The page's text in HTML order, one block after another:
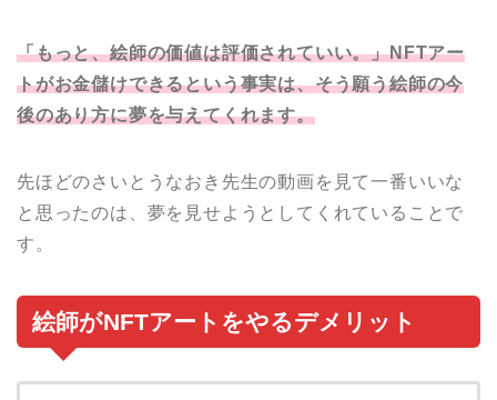
「もっと、絵師の価値は評価されていい。」NFTアー
トがお金儲けできるという事実は、そう願う絵師の今
後のあり方に夢を与えてくれます。
先ほどのさいとうなおき先生の動画を見て一番いいな
と思ったのは、夢を見せようとしてくれていることで
す。
絵師がNFTアートをやるデメリット